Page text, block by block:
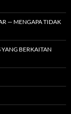
— MENGAPA TIDAK
BERKAITAN